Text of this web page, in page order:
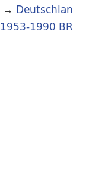
→ Deutschlan
1953-1990 BR